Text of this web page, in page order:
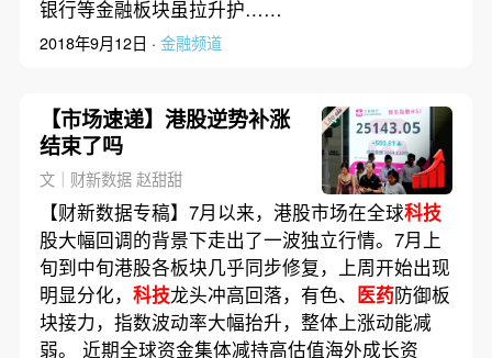
银行等金融板块虽拉升护……
2018年9月12日 · 金融频道
【市场速递】港股逆势补涨
结束了吗
文｜财新数据 赵甜甜
【财新数据专稿】7月以来，港股市场在全球科技
股大幅回调的背景下走出了一波独立行情。7月上
旬到中旬港股各板块几乎同步修复，上周开始出现
明显分化， 科技龙头冲高回落，有色、 医药防御板
块接力，指数波动率大幅抬升，整体上涨动能减
弱。 近期全球资金集体减持高估值海外成长资